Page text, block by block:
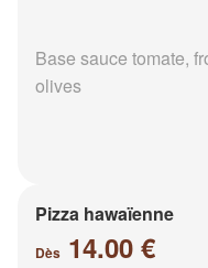
Base sauce tomate,
olives
Pizza hawaïenne
Dès 14.00 €